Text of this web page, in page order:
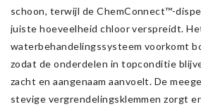
schoon, terwijl de ChemConnect™-
juiste hoeveelheid chloor verspreidt.
waterbehandelingssysteem voorkomt
zodat de onderdelen in topconditie
zacht en aangenaam aanvoelt. De
stevige vergrendelingsklemmen zorgt